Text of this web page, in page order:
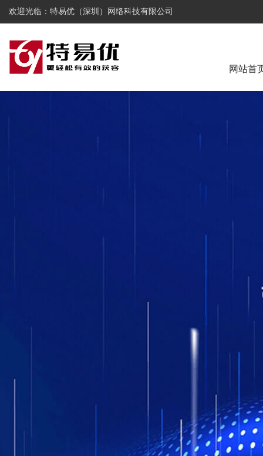
欢迎光临：特易优（深圳）网络科技有限公司
网站首